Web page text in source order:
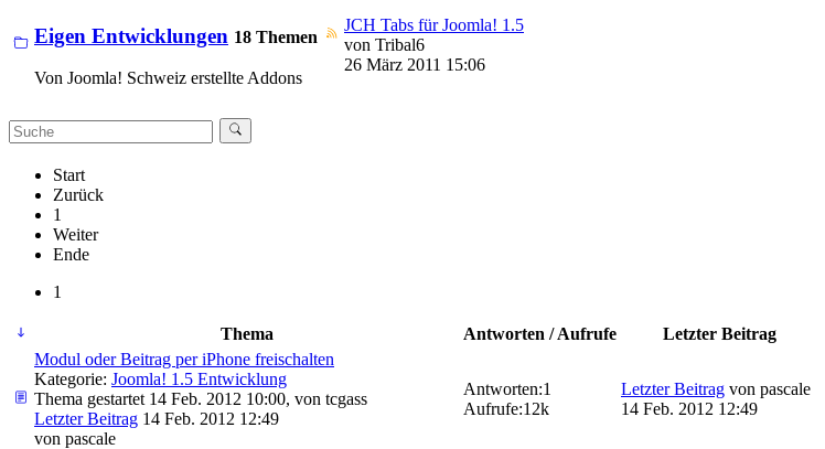
Eigen Entwicklungen 18 Themen
Von Joomla! Schweiz erstellte Addons
JCH Tabs für Joomla! 1.5
von Tribal6
26 März 2011 15:06
Start
Zurück
1
Weiter
Ende
1
Thema Antworten / Aufrufe
Letzter Beitrag
Modul oder Beitrag per iPhone freischalten
Kategorie: Joomla! 1.5 Entwicklung
Thema gestartet 14 Feb. 2012 10:00, von tcgass
Letzter Beitrag 14 Feb. 2012 12:49
von pascale
Antworten:1
Aufrufe:12k
Letzter Beitrag von pascale
14 Feb. 2012 12:49